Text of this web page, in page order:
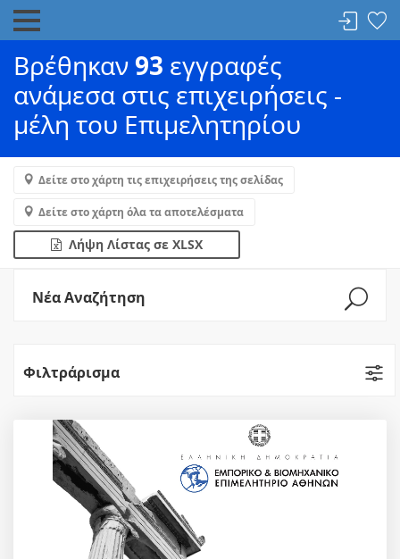
Βρέθηκαν 93 εγγραφές
ανάμεσα στις επιχειρήσεις -
μέλη του Επιμελητηρίου
Δείτε στο χάρτη τις επιχειρήσεις της σελίδας
Δείτε στο χάρτη όλα τα αποτελέσματα
Λήψη Λίστας σε XLSX
Νέα Αναζήτηση
Φιλτράρισμα